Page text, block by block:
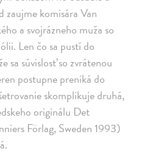
zaujme komisára Van
a svojrázneho muža so
Len čo sa pustí do
sa súvislosť so zvrátenou
postupne preniká do
skomplikuje druhá,
originálu Det
Förlag, Sweden 1993)